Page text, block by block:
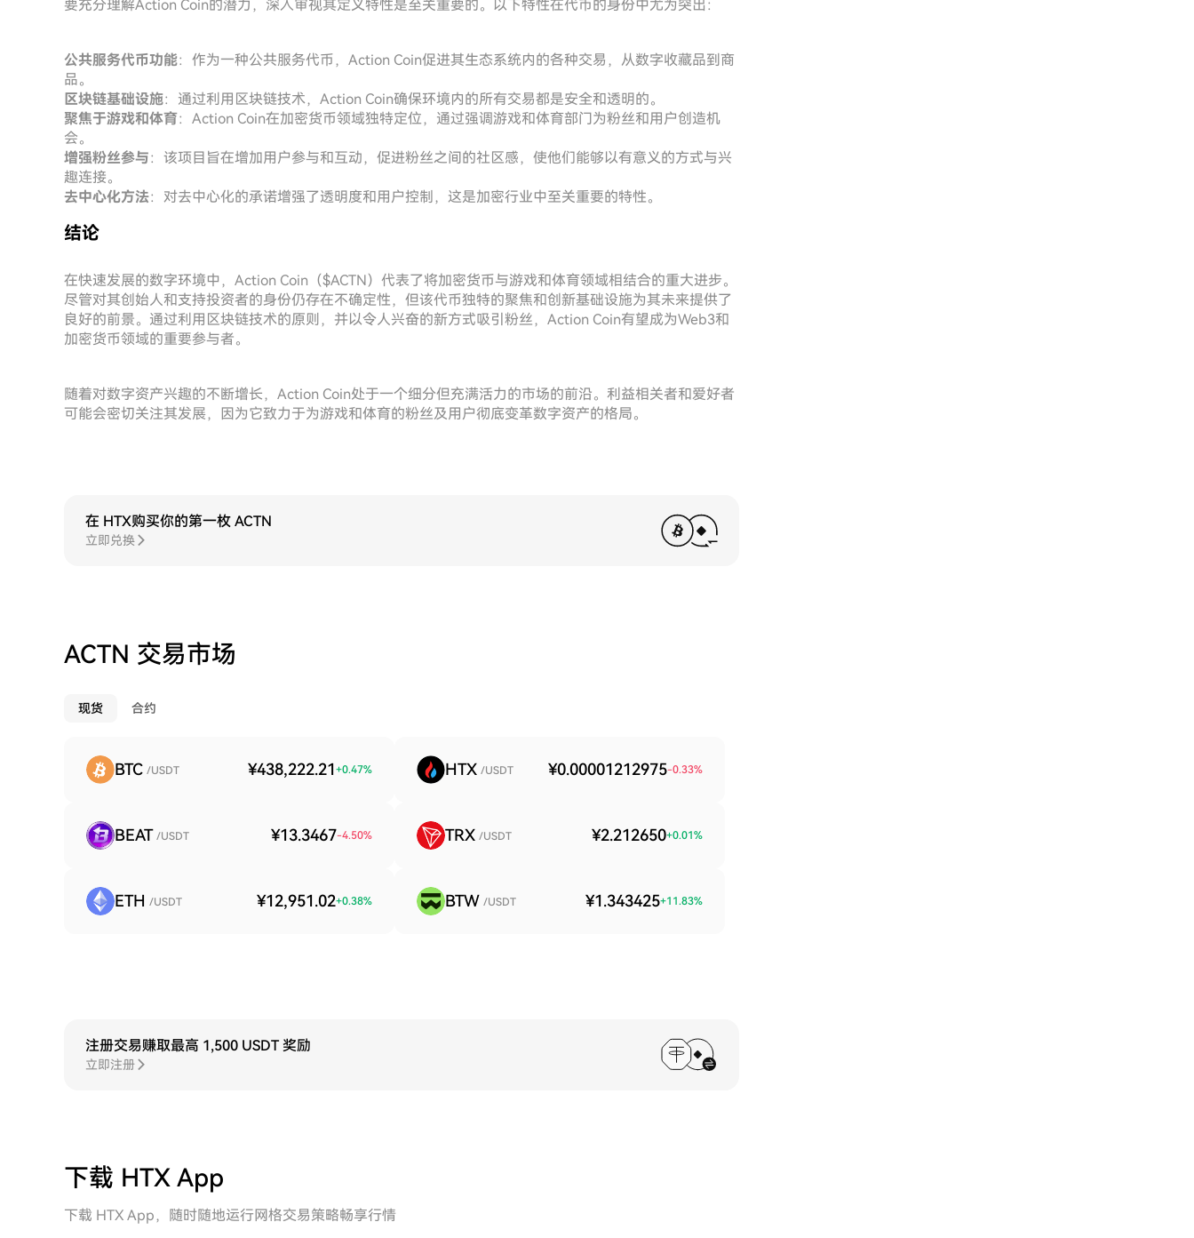
要充分理解Action Coin的潜力，深入审视其定义特性是至关重要的。以下特性在代币的身份中尤为突出：
公共服务代币功能：作为一种公共服务代币，Action Coin促进其生态系统内的各种交易，从数字收藏品到商
品。
区块链基础设施：通过利用区块链技术，Action Coin确保环境内的所有交易都是安全和透明的。
聚焦于游戏和体育：Action Coin在加密货币领域独特定位，通过强调游戏和体育部门为粉丝和用户创造机
会。
增强粉丝参与：该项目旨在增加用户参与和互动，促进粉丝之间的社区感，使他们能够以有意义的方式与兴
趣连接。
去中心化方法：对去中心化的承诺增强了透明度和用户控制，这是加密行业中至关重要的特性。
结论
在快速发展的数字环境中，Action Coin（$ACTN）代表了将加密货币与游戏和体育领域相结合的重大进步。
尽管对其创始人和支持投资者的身份仍存在不确定性，但该代币独特的聚焦和创新基础设施为其未来提供了
良好的前景。通过利用区块链技术的原则，并以令人兴奋的新方式吸引粉丝，Action Coin有望成为Web3和
加密货币领域的重要参与者。
随着对数字资产兴趣的不断增长，Action Coin处于一个细分但充满活力的市场的前沿。利益相关者和爱好者
可能会密切关注其发展，因为它致力于为游戏和体育的粉丝及用户彻底变革数字资产的格局。
在 HTX购买你的第一枚 ACTN
立即兑换
ACTN 交易市场
现货 合约
BTC /USDT ¥438,222.21 +0.47% HTX /USDT ¥0.00001212975-0.33%
BEAT /USDT ¥13.3467-4.50% TRX /USDT ¥2.212650+0.01%
ETH /USDT ¥12,951.02+0.38% BTW /USDT ¥1.343425+11.83%
注册交易赚取最高 1,500 USDT 奖励
立即注册
下载 HTX App
下载 HTX App，随时随地运行网格交易策略畅享行情